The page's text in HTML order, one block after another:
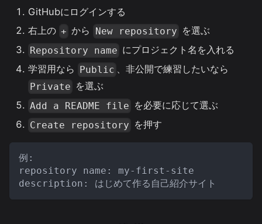
GitHubにログインする
右上の + から New repository を選ぶ
Repository name にプロジェクト名を入れる
学習用なら Public 、非公開で練習したいなら
Private を選ぶ
Add a README file を必要に応じて選ぶ
Create repository を押す
例:
repository name: my-first-site
description: はじめて作る自己紹介サイト